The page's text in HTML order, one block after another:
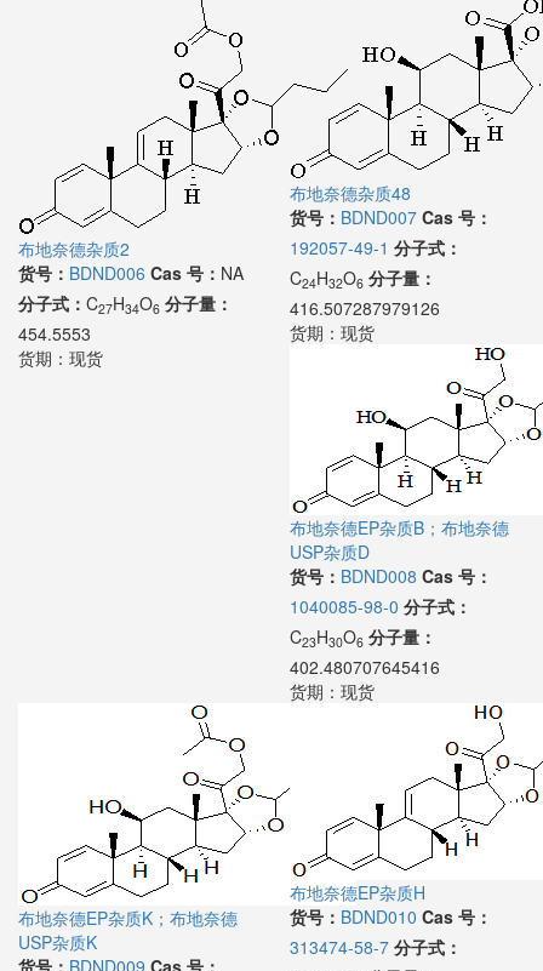
布地奈德杂质2
货号： BDND006 Cas 号： NA
分子式： C27H34O6 分子量：
454.5553
货期： 现货
布地奈德杂质48
货号： BDND007 Cas 号：
192057-49-1 分子式：
C24H32O6 分子量：
416.507287979126
货期： 现货
布地奈德EP杂质B；布地奈德
USP杂质D
货号： BDND008 Cas 号：
1040085-98-0 分子式：
C23H30O6 分子量：
402.480707645416
货期： 现货
布地奈德EP杂质K；布地奈德
USP杂质K
布地奈德EP杂质H
货号： BDND010 Cas 号：
313474-58-7 分子式：